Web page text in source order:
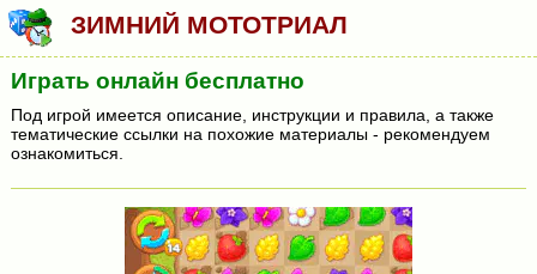
ЗИМНИЙ МОТОТРИАЛ
Играть онлайн бесплатно
Под игрой имеется описание, инструкции и правила, а также
тематические ссылки на похожие материалы - рекомендуем
ознакомиться.